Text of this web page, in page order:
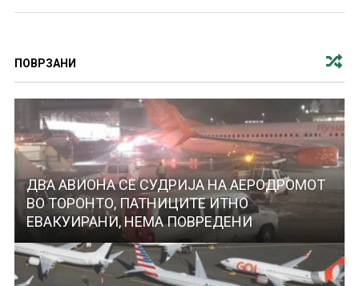
ПОВРЗАНИ
ДВА АВИОНА СЕ СУДРИЈА НА АЕРОДРОМОТ
ВО ТОРОНТО, ПАТНИЦИТЕ ИТНО
ЕВАКУИРАНИ, НЕМА ПОВРЕДЕНИ